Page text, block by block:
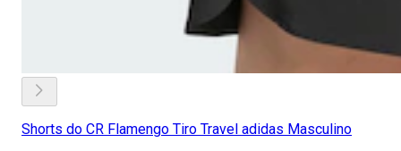
Shorts do CR Flamengo Tiro Travel adidas Masculino